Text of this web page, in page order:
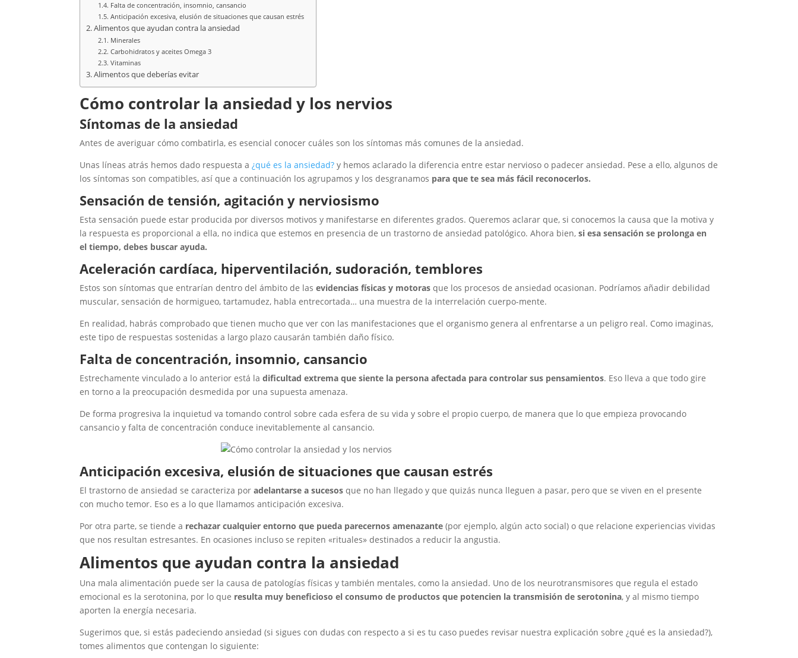
Falta de concentración, insomnio, cansancio
Anticipación excesiva, elusión de situaciones que causan estrés
Alimentos que ayudan contra la ansiedad
Minerales
Carbohidratos y aceites Omega 3
Vitaminas
Alimentos que deberías evitar
Cómo controlar la ansiedad y los nervios
Síntomas de la ansiedad
Antes de averiguar cómo combatirla, es esencial conocer cuáles son los síntomas más comunes de la ansiedad.
Unas líneas atrás hemos dado respuesta a¿qué es la ansiedad? y hemos aclarado la diferencia entre estar nervioso o padecer ansiedad. Pese a ello, algunos de
los síntomas son compatibles, así que a continuación los agrupamos y los desgranamos para que te sea más fácil reconocerlos.
Sensación de tensión, agitación y nerviosismo
Esta sensación puede estar producida por diversos motivos y manifestarse en diferentes grados. Queremos aclarar que, si conocemos la causa que la motiva y
la respuesta es proporcional a ella, no indica que estemos en presencia de un trastorno de ansiedad patológico. Ahora bien,si esa sensación se prolonga en
el tiempo, debes buscar ayuda.
Aceleración cardíaca, hiperventilación, sudoración, temblores
Estos son síntomas que entrarían dentro del ámbito de lasevidencias físicas y motoras que los procesos de ansiedad ocasionan. Podríamos añadir debilidad
muscular, sensación de hormigueo, tartamudez, habla entrecortada… una muestra de la interrelación cuerpo-mente.
En realidad, habrás comprobado que tienen mucho que ver con las manifestaciones que el organismo genera al enfrentarse a un peligro real. Como imaginas,
este tipo de respuestas sostenidas a largo plazo causarán también daño físico.
Falta de concentración, insomnio, cansancio
Estrechamente vinculado a lo anterior está ladificultad extrema que siente la persona afectada para controlar sus pensamientos. Eso lleva a que todo gire
en torno a la preocupación desmedida por una supuesta amenaza.
De forma progresiva la inquietud va tomando control sobre cada esfera de su vida y sobre el propio cuerpo, de manera que lo que empieza provocando
cansancio y falta de concentración conduce inevitablemente al cansancio.
Anticipación excesiva, elusión de situaciones que causan estrés
El trastorno de ansiedad se caracteriza por adelantarse a sucesos que no han llegado y que quizás nunca lleguen a pasar, pero que se viven en el presente
con mucho temor. Eso es a lo que llamamos anticipación excesiva.
Por otra parte, se tiende a rechazar cualquier entorno que pueda parecernos amenazante (por ejemplo, algún acto social) o que relacione experiencias vividas
que nos resultan estresantes. En ocasiones incluso se repiten «rituales» destinados a reducir la angustia.
Alimentos que ayudan contra la ansiedad
Una mala alimentación puede ser la causa de patologías físicas y también mentales, como la ansiedad. Uno de los neurotransmisores que regula el estado
emocional es la serotonina, por lo que resulta muy beneficioso el consumo de productos que potencien la transmisión de serotonina, y al mismo tiempo
aporten la energía necesaria.
Sugerimos que, si estás padeciendo ansiedad (si sigues con dudas con respecto a si es tu caso puedes revisar nuestra explicación sobre ¿qué es la ansiedad?),
tomes alimentos que contengan lo siguiente: